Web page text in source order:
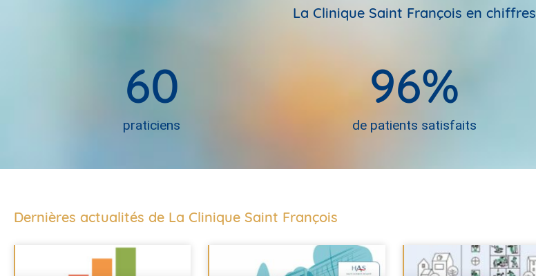
La Clinique Saint François en chiffres
praticiens
60
de patients satisfaits
96%
Dernières actualités de La Clinique Saint François